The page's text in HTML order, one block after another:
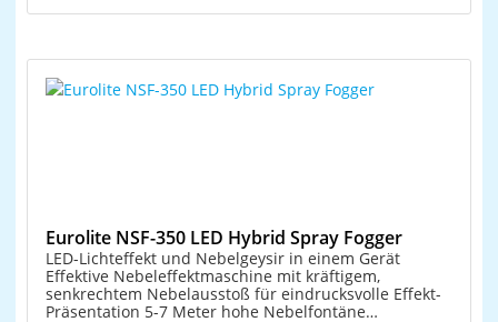
AnzeigeEinstellbarer Timer mit Intervall und
DauerManueller AusstoßHerausnehmbarer
TankMaster/Slave-BetriebPowerCon-Stromanschluss
Eurolite NSF-350 LED Hybrid Spray Fogger
LED-Lichteffekt und Nebelgeysir in einem Gerät
Effektive Nebeleffektmaschine mit kräftigem,
senkrechtem Nebelausstoß für eindrucksvolle Effekt-
Präsentation 5-7 Meter hohe Nebelfontäne